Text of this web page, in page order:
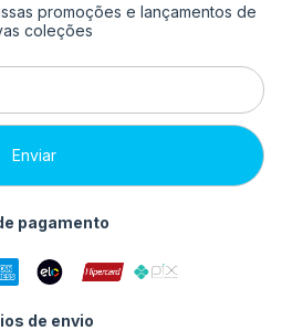
promoções e lançamentos de
coleções
pagamento
de envio